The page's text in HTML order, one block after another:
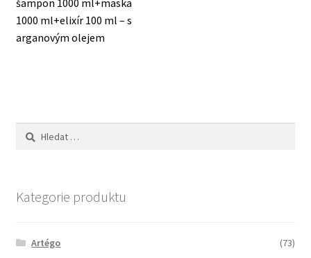
Zboží se slevou
pro
příspěvek
šampon 1000 ml+maska
1000 ml+elixír 100 ml – s
arganovým olejem
Vyhledávání
Kategorie produktu
Artégo
(73)